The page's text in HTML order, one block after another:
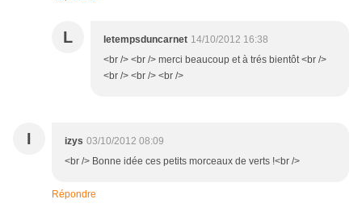
L letempsduncarnet 14/10/2012 16:38
<br /> <br /> merci beaucoup et à trés bientôt <br />
<br /> <br /> <br />
I izys 03/10/2012 08:09
<br /> Bonne idée ces petits morceaux de verts !<br />
Répondre